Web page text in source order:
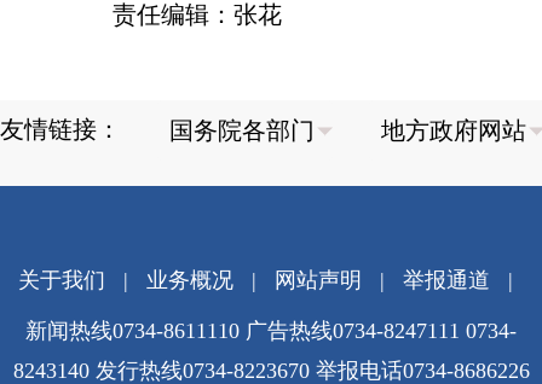
责任编辑：张花
友情链接：
关于我们 | 业务概况| 网站声明 | 举报通道 |
新闻热线0734-8611110 广告热线0734-8247111 0734-
8243140 发行热线0734-8223670 举报电话0734-8686226